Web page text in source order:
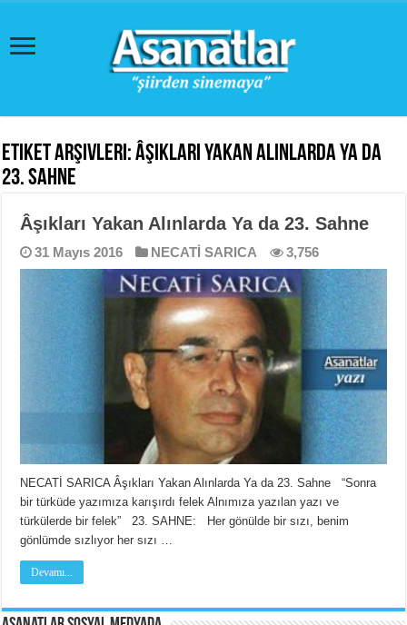
Etiket Arşivleri:Âşıkları Yakan Alınlarda Ya Da
23. Sahne
Âşıkları Yakan Alınlarda Ya da 23. Sahne
31 Mayıs 2016 NECATİ SARICA 3,756
NECATİ SARICA Âşıkları Yakan Alınlarda Ya da 23. Sahne “Sonra
bir türküde yazımıza karışırdı felek Alnımıza yazılan yazı ve
türkülerde bir felek” 23. SAHNE: Her gönülde bir sızı, benim
gönlümde sızlıyor her sızı …
Devamı...